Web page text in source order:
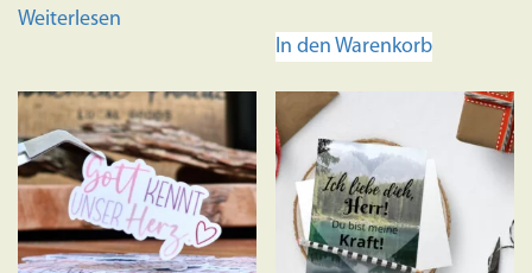
Weiterlesen
In den Warenkorb